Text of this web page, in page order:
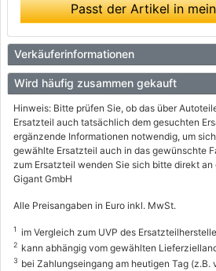
Passt der Artikel in
Verkäuferinformationen
Wird häufig zusammen gekauft
Hinweis: Bitte prüfen Sie, ob das über
Ersatzteil auch tatsächlich dem gesuchten
ergänzende Informationen notwendig, um
gewählte Ersatzteil auch in das gewünschte
zum Ersatzteil wenden Sie sich bitte direkt
Gigant GmbH
Alle Preisangaben in Euro inkl. MwSt.
1 im Vergleich zum UVP des
2 kann abhängig vom gewählten
3 bei Zahlungseingang am heutigen Tag (z.B.